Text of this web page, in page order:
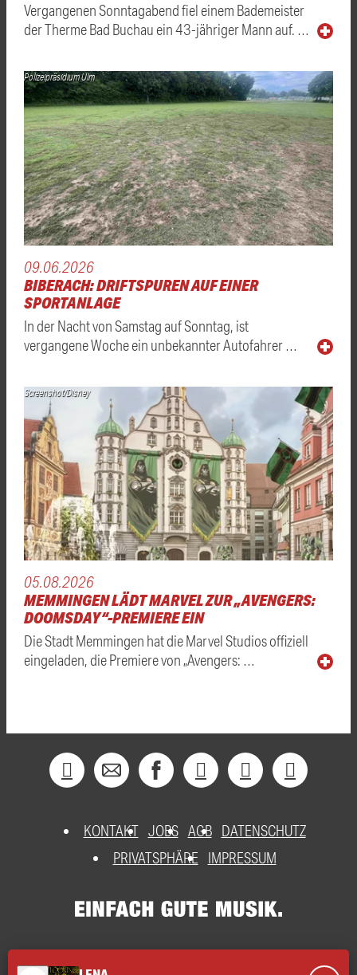
Vergangenen Sonntagabend fiel einem Bademeister
der Therme Bad Buchau ein 43-jähriger Mann auf. …
Polizeipräsidium Ulm
09.06.2026
BIBERACH: DRIFTSPUREN AUF EINER
SPORTANLAGE
In der Nacht von Samstag auf Sonntag, ist
vergangene Woche ein unbekannter Autofahrer …
Screenshot/Disney
05.08.2026
MEMMINGEN LÄDT MARVEL ZUR „AVENGERS:
DOOMSDAY“-PREMIERE EIN
Die Stadt Memmingen hat die Marvel Studios offiziell
eingeladen, die Premiere von „Avengers: …
KONTAKT JOBS AGB DATENSCHUTZ
PRIVATSPHÄRE
IMPRESSUM